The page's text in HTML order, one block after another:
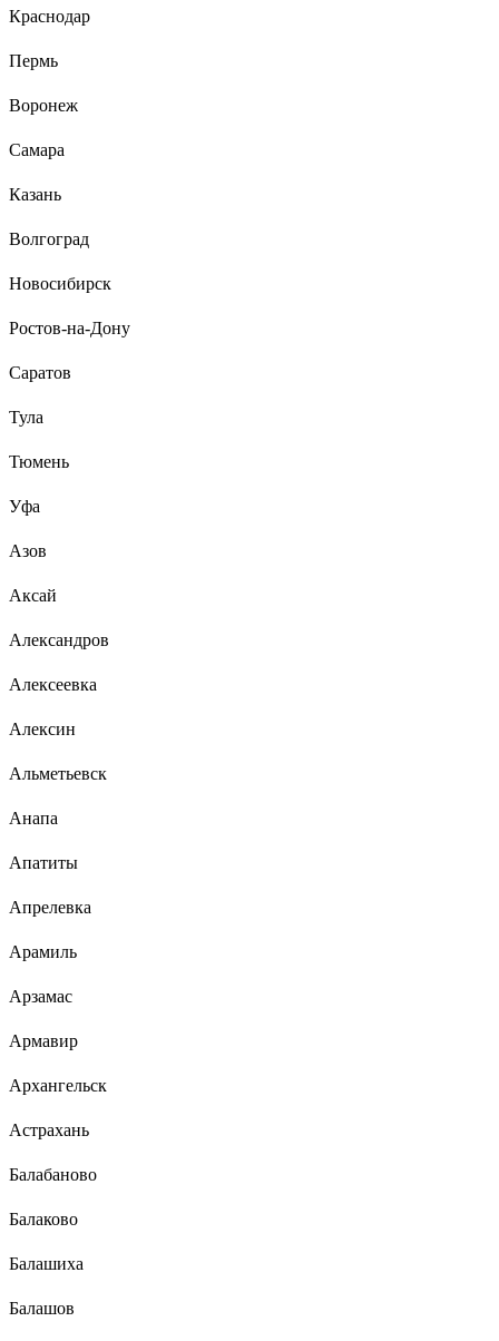
Отзыв о NADOBA GRANIA 728116
Никита С.
Отзыв о Leonord italiano 105038
ильдар
Краснодар
Пермь
Воронеж
Самара
Казань
Волгоград
Новосибирск
Ростов-на-Дону
Саратов
Тула
Тюмень
Уфа
Азов
Аксай
Александров
Алексеевка
Алексин
Альметьевск
Анапа
Апатиты
Апрелевка
Арамиль
Арзамас
Армавир
Архангельск
Астрахань
Балабаново
Балаково
Балашиха
Балашов